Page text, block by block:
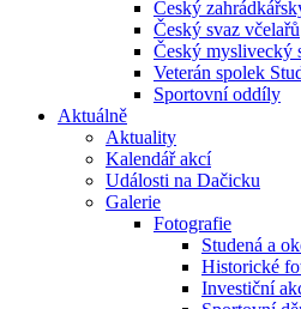
Český
Český svaz včelařů
Český myslivecký
Veterán spolek
Sportovní oddíly
Aktuálně
Aktuality
Kalendář akcí
Události na Dačicku
Galerie
Fotografie
Studená a
Historické
Investiční